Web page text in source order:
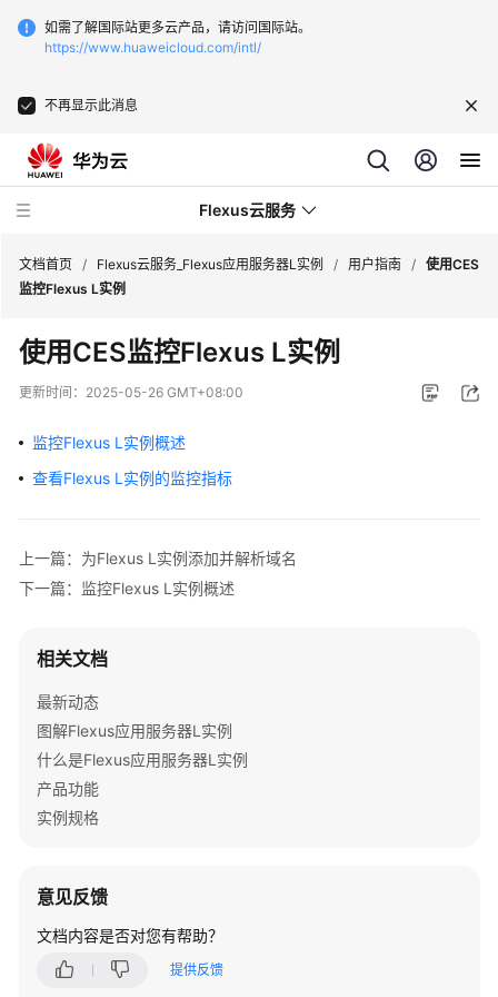
如需了解国际站更多云产品，请访问国际站。
https://www.huaweicloud.com/intl/
不再显示此消息
Flexus云服务
最
动
介
绍
速
入
门
用
户
指
通
IAM
授
文档首页 / Flexus云服务_Flexus应用服务器L实例 / 用户指南 / 使用CES
监控Flexus L实例
使用CES监控Flexus L实例
更新时间： 2025-05-26 GMT+08:00
监控Flexus L实例概述
查看Flexus L实例的监控指标
上一篇：为Flexus L实例添加并解析域名
下一篇：监控Flexus L实例概述
相关文档
最新动态
图解Flexus应用服务器L实例
什么是Flexus应用服务器L实例
产品功能
实例规格
意见反馈
文档内容是否对您有帮助？
提供反馈